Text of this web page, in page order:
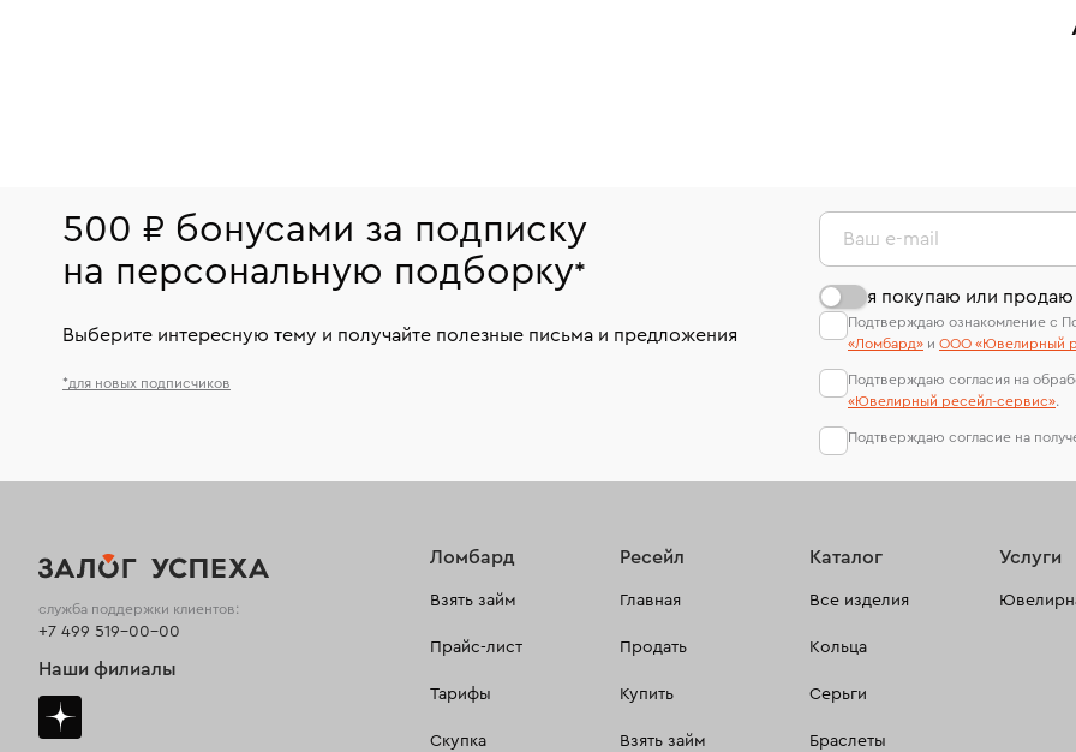
500 ₽ бонусами за подписку
на персональную подборку*
Выберите интересную тему и получайте полезные письма и предложения
*для новых подписчиков
Ваш e-mail
я покупаю или
Подтверждаю ознакомление с
«Ломбард» и ООО «Ювелирный
Подтверждаю согласия на
«Ювелирный ресейл-сервиc».
Подтверждаю согласие на
Ломбард
Взять займ
Прайс-лист
Тарифы
Скупка
Ресейл
Главная
Продать
Купить
Взять займ
Каталог
Все изделия
Кольца
Серьги
Браслеты
Услуги
служба поддержки клиентов:
+7 499 519-00-00
Наши филиалы